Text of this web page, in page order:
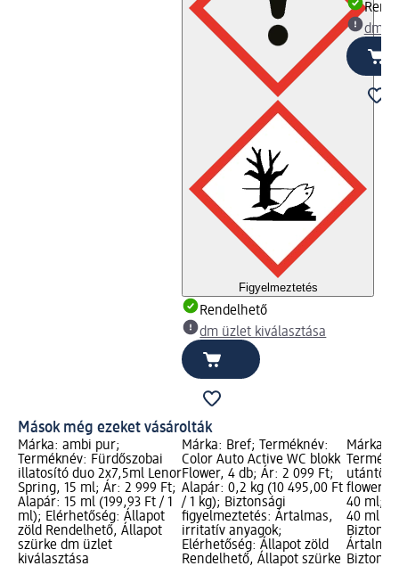
Figyelmeztetés
Rendelhető
dm üzlet kiválasztása
dm
Mások még ezeket vásárolták
Márka: ambi pur;
Terméknév: Fürdőszobai
illatosító duo 2x7,5ml Lenor
Spring, 15 ml; Ár: 2 999 Ft;
Alapár: 15 ml (199,93 Ft / 1
ml); Elérhetőség: Állapot
zöld Rendelhető, Állapot
szürke dm üzlet
kiválasztása
Márka: Bref; Terméknév:
Color Auto Active WC blokk
Flower, 4 db; Ár: 2 099 Ft;
Alapár: 0,2 kg (10 495,00 Ft
/ 1 kg); Biztonsági
figyelmeztetés: Ártalmas,
irritatív anyagok;
Elérhetőség: Állapot zöld
Rendelhető, Állapot szürke
Márka:
flower
40 ml;
40 ml